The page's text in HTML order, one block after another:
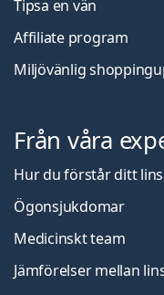
Tipsa en vän
Affiliate program
Miljövänlig
Från våra
Hur du förstår ditt
Ögonsjukdomar
Medicinskt team
Jämförelser mellan